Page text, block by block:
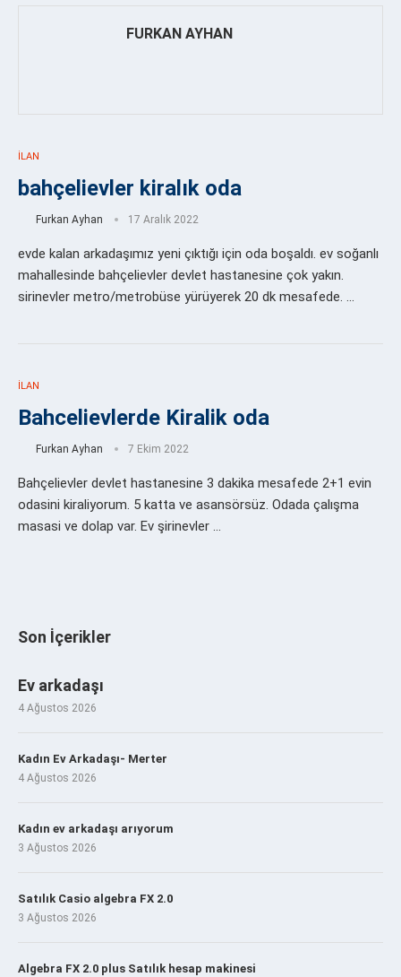
FURKAN AYHAN
İLAN
bahçelievler kiralık oda
Furkan Ayhan 17 Aralık 2022
evde kalan arkadaşımız yeni çıktığı için oda boşaldı. ev soğanlı
mahallesinde bahçelievler devlet hastanesine çok yakın.
sirinevler metro/metrobüse yürüyerek 20 dk mesafede. …
İLAN
Bahcelievlerde Kiralik oda
Furkan Ayhan 7 Ekim 2022
Bahçelievler devlet hastanesine 3 dakika mesafede 2+1 evin
odasini kiraliyorum. 5 katta ve asansörsüz. Odada çalışma
masasi ve dolap var. Ev şirinevler …
Son İçerikler
Ev arkadaşı
4 Ağustos 2026
Kadın Ev Arkadaşı- Merter
4 Ağustos 2026
Kadın ev arkadaşı arıyorum
3 Ağustos 2026
Satılık Casio algebra FX 2.0
3 Ağustos 2026
Algebra FX 2.0 plus Satılık hesap makinesi